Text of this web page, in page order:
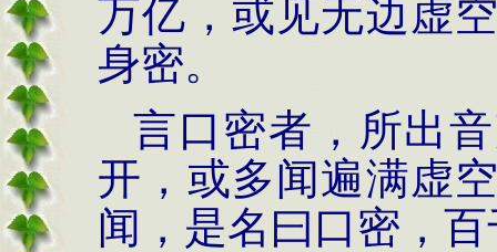
万亿，或见无边虚
身密。
言口密者，所出
开，或多闻遍满虚
闻，是名曰口密，